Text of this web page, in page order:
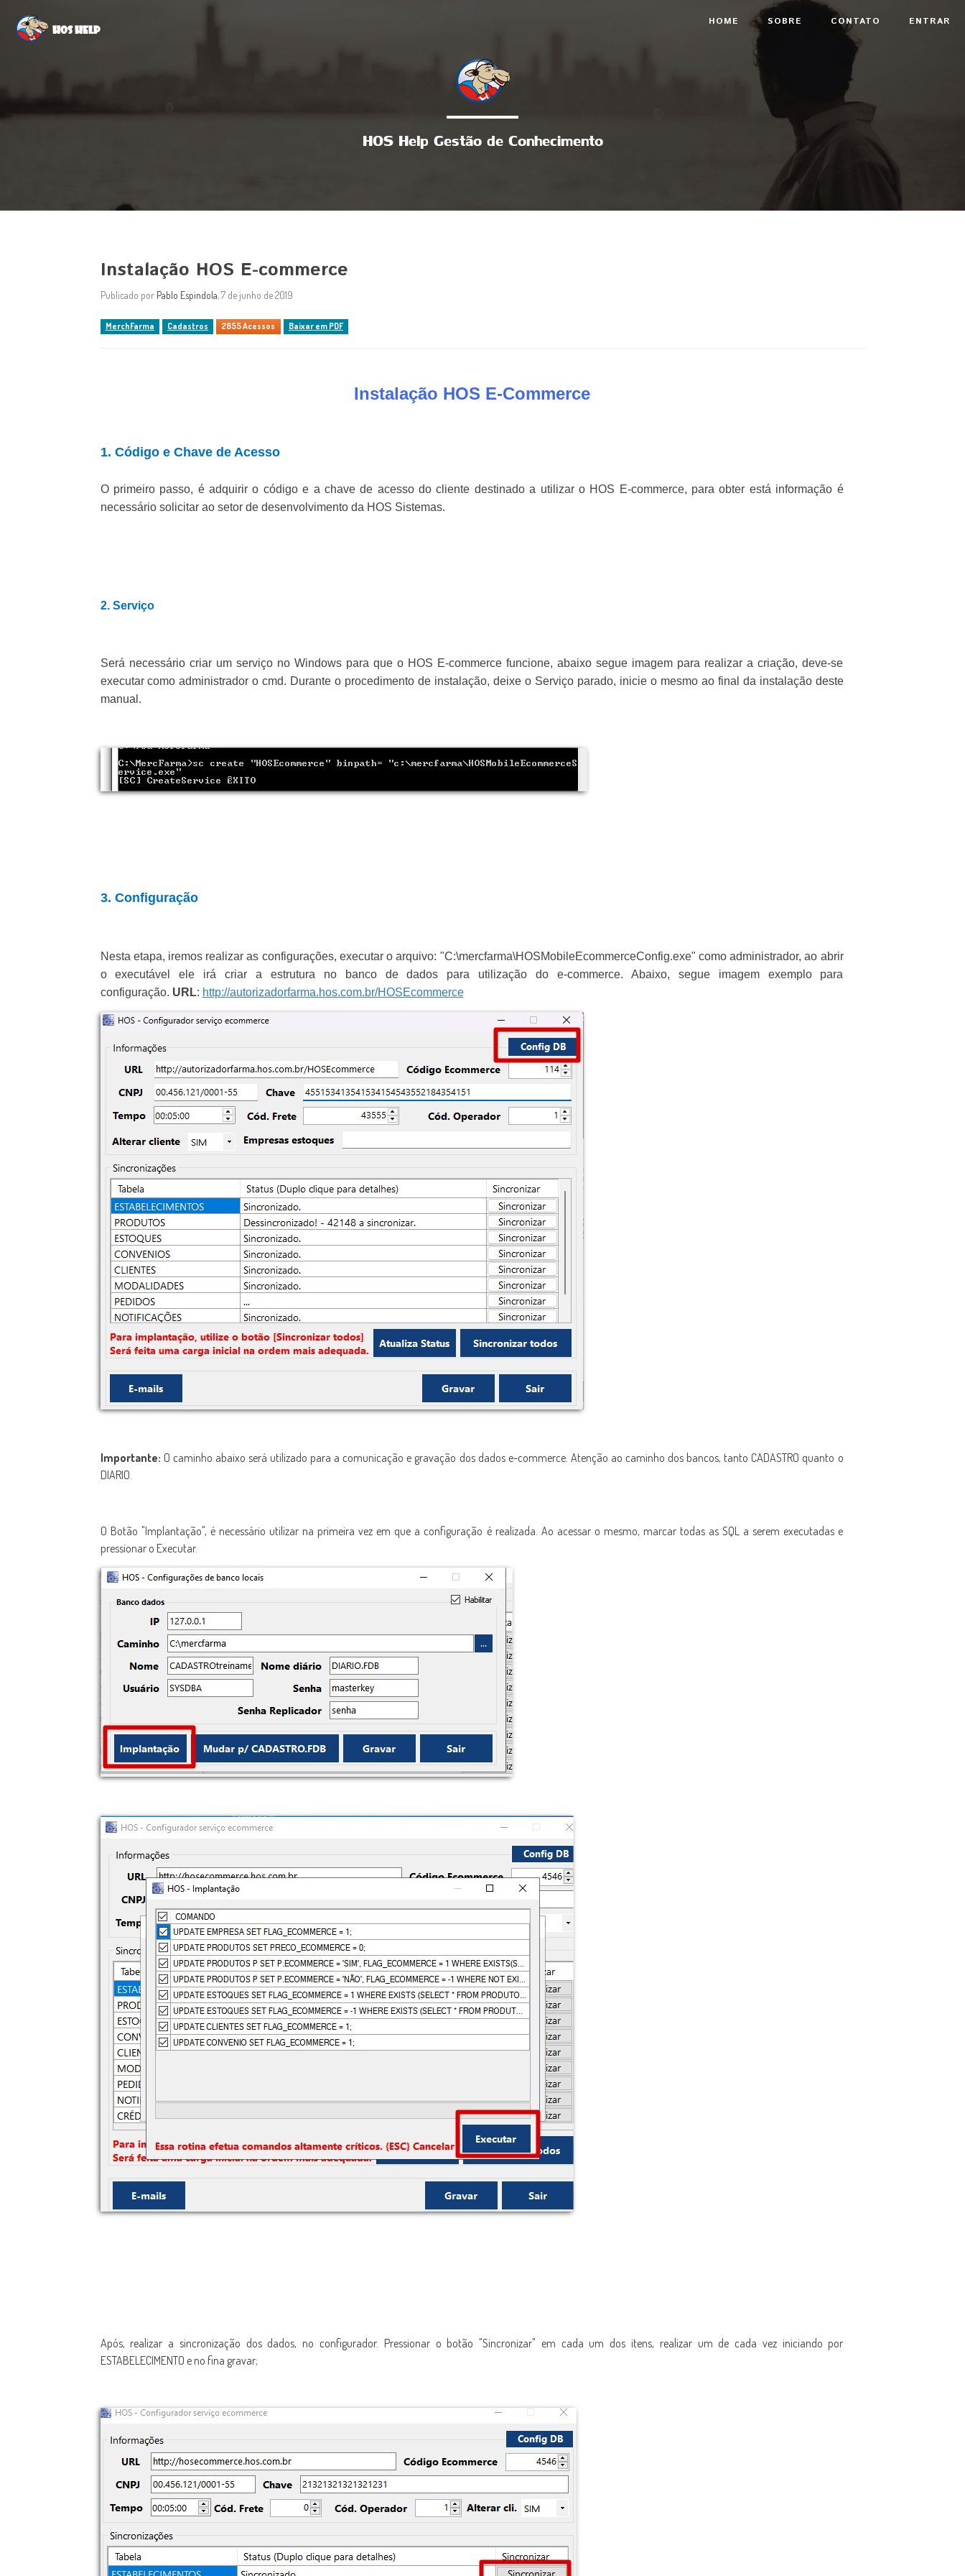
Hos Help
HOME SOBRE CONTATO ENTRAR
HOS Help Gestão de Conhecimento
Instalação HOS E-commerce
Publicado por Pablo Espindola, 7 de junho de 2019
MerchFarma Cadastros 2855 Acessos Baixar em PDF
Instalação HOS E-Commerce
1. Código e Chave de Acesso
O primeiro passo, é adquirir o código e a chave de acesso do cliente destinado a utilizar o HOS E-commerce, para obter está informação é
necessário solicitar ao setor de desenvolvimento da HOS Sistemas.
2. Serviço
Será necessário criar um serviço no Windows para que o HOS E-commerce funcione, abaixo segue imagem para realizar a criação, deve-se
executar como administrador o cmd. Durante o procedimento de instalação, deixe o Serviço parado, inicie o mesmo ao final da instalação deste
manual.
3. Configuração
Nesta etapa, iremos realizar as configurações, executar o arquivo: "C:\mercfarma\HOSMobileEcommerceConfig.exe" como administrador, ao abrir
o executável ele irá criar a estrutura no banco de dados para utilização do e-commerce. Abaixo, segue imagem exemplo para
configuração. URL: http://autorizadorfarma.hos.com.br/HOSEcommerce
Importante: O caminho abaixo será utilizado para a comunicação e gravação dos dados e-commerce. Atenção ao caminho dos bancos, tanto CADASTRO quanto o
DIARIO.
O Botão "Implantação", é necessário utilizar na primeira vez em que a configuração é realizada. Ao acessar o mesmo, marcar todas as SQL a serem executadas e
pressionar o Executar.
Após, realizar a sincronização dos dados, no configurador. Pressionar o botão "Sincronizar" em cada um dos itens, realizar um de cada vez iniciando por
ESTABELECIMENTO e no fina gravar;